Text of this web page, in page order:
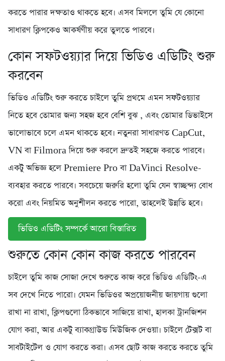
করতে পারার দক্ষতাও থাকতে হবে। এসব মিললে তুমি যে কোনো
সাধারণ ক্লিপকেও আকর্ষণীয় করে তুলতে পারবে।
কোন সফটওয়্যার দিয়ে ভিডিও এডিটিং শুরু
করবেন
ভিডিও এডিটিং শুরু করতে চাইলে তুমি প্রথমে এমন সফটওয়্যার
নিতে হবে তোমার জন্য সহজ হবে বেশি বুঝ , এবং তোমার ডিভাইসে
ভালোভাবে চলে এমন থাকতে হবে। নতুনরা সাধারণত CapCut,
VN বা Filmora দিয়ে শুরু করলে দ্রুতই সহজে করতে পারবে।
একটু অভিজ্ঞ হলে Premiere Pro বা DaVinci Resolve-
ব্যবহার করতে পারবে। সবচেয়ে জরুরি হলো তুমি যেন স্বাচ্ছন্দ্য বোধ
করো এবং নিয়মিত অনুশীলন করতে পারো, তাহলেই উন্নতি হবে।
ভিডিও এডিটিং সম্পর্কে আরো বিস্তারিত
শুরুতে কোন কোন কাজ করতে পারবেন
চাইলে তুমি কাজ সোজা দেখে শুরুতে কাজ করে ভিডিও এডিটিং-এ
সব দেখে নিতে পারো। যেমন ভিডিওর অপ্রয়োজনীয় জায়গায় গুলো
রাখা না রাখা, ক্লিপগুলো ঠিকভাবে সাজিয়ে রাখা, হালকা ট্রানজিশন
যোগ করা, আর একটু ব্যাকগ্রাউন্ড মিউজিক দেওয়া। চাইলে টেক্সট বা
সাবটাইটেল ও যোগ করতে করা। এসব ছোট কাজ করতে করতে তুমি